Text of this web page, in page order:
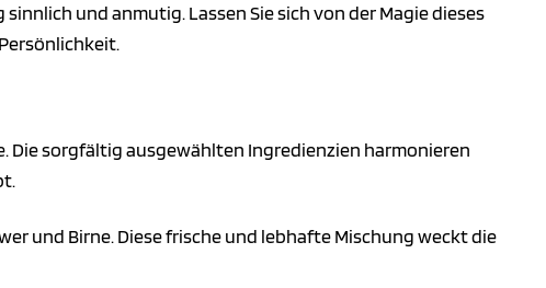
und anmutig. Lassen Sie sich von der Magie dieses
Die sorgfältig ausgewählten Ingredienzien harmonieren
und Birne. Diese frische und lebhafte Mischung weckt die